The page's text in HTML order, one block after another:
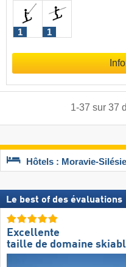
1 1
1-37 sur 37
Hôtels : Moravie-
Le best of des évaluations
Excellente
taille de domaine